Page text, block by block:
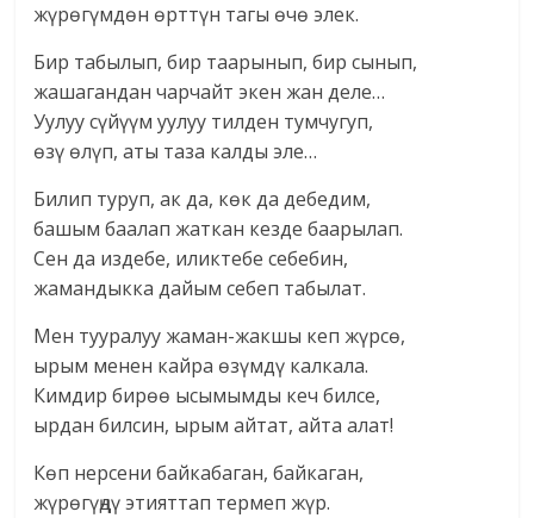
жүрөгүмдөн өрттүн тагы өчө элек.
Бир табылып, бир таарынып, бир сынып,
жашагандан чарчайт экен жан деле…
Уулуу сүйүүм уулуу тилден тумчугуп,
өзү өлүп, аты таза калды эле…
Билип туруп, ак да, көк да дебедим,
башым баалап жаткан кезде баарылап.
Сен да издебе, иликтебе себебин,
жамандыкка дайым себеп табылат.
Мен тууралуу жаман-жакшы кеп жүрсө,
ырым менен кайра өзүмдү калкала.
Кимдир бирөө ысымымды кеч билсе,
ырдан билсин, ырым айтат, айта алат!
Көп нерсени байкабаган, байкаган,
жүрөгүңдү этияттап термеп жүр.